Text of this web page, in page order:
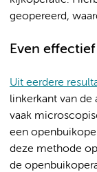
geopereerd,
Even effectief
Uit eerdere
linkerkant van
vaak
een
deze methode
de